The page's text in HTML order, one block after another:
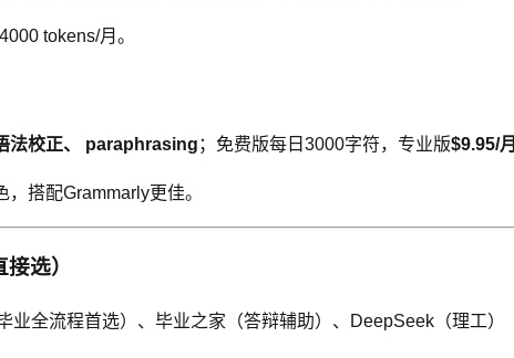
tokens/月。
法校正、 paraphrasing ；免费版每日3000字符，专业版$9.95/月
搭配Grammarly更佳。
选）
业全流程首选）、毕业之家（答辩辅助）、DeepSeek（理工）